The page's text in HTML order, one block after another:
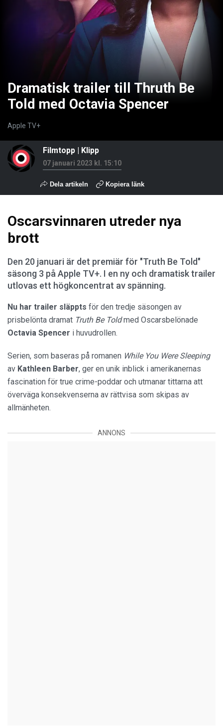
Dramatisk trailer till Thruth Be
Told med Octavia Spencer
Apple TV+
Filmtopp | Klipp
07 januari 2023 kl. 15:10
Dela artikeln Kopiera länk
Oscarsvinnaren utreder nya
brott
Den 20 januari är det premiär för "Truth Be Told"
säsong 3 på Apple TV+. I en ny och dramatisk trailer
utlovas ett högkoncentrat av spänning.
Nu har trailer släppts för den tredje säsongen av
prisbelönta dramat Truth Be Toldmed Oscarsbelönade
Octavia Spencer i huvudrollen.
Serien, som baseras på romanen While You Were Sleeping
av Kathleen Barber, ger en unik inblick i amerikanernas
fascination för true crime-poddar och utmanar tittarna att
överväga konsekvenserna av rättvisa som skipas av
allmänheten.
ANNONS